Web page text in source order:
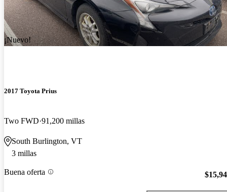
¡Nuevo!
2017 Toyota Prius
Two FWD 91,200 millas
South Burlington, VT
3 millas
Buena oferta